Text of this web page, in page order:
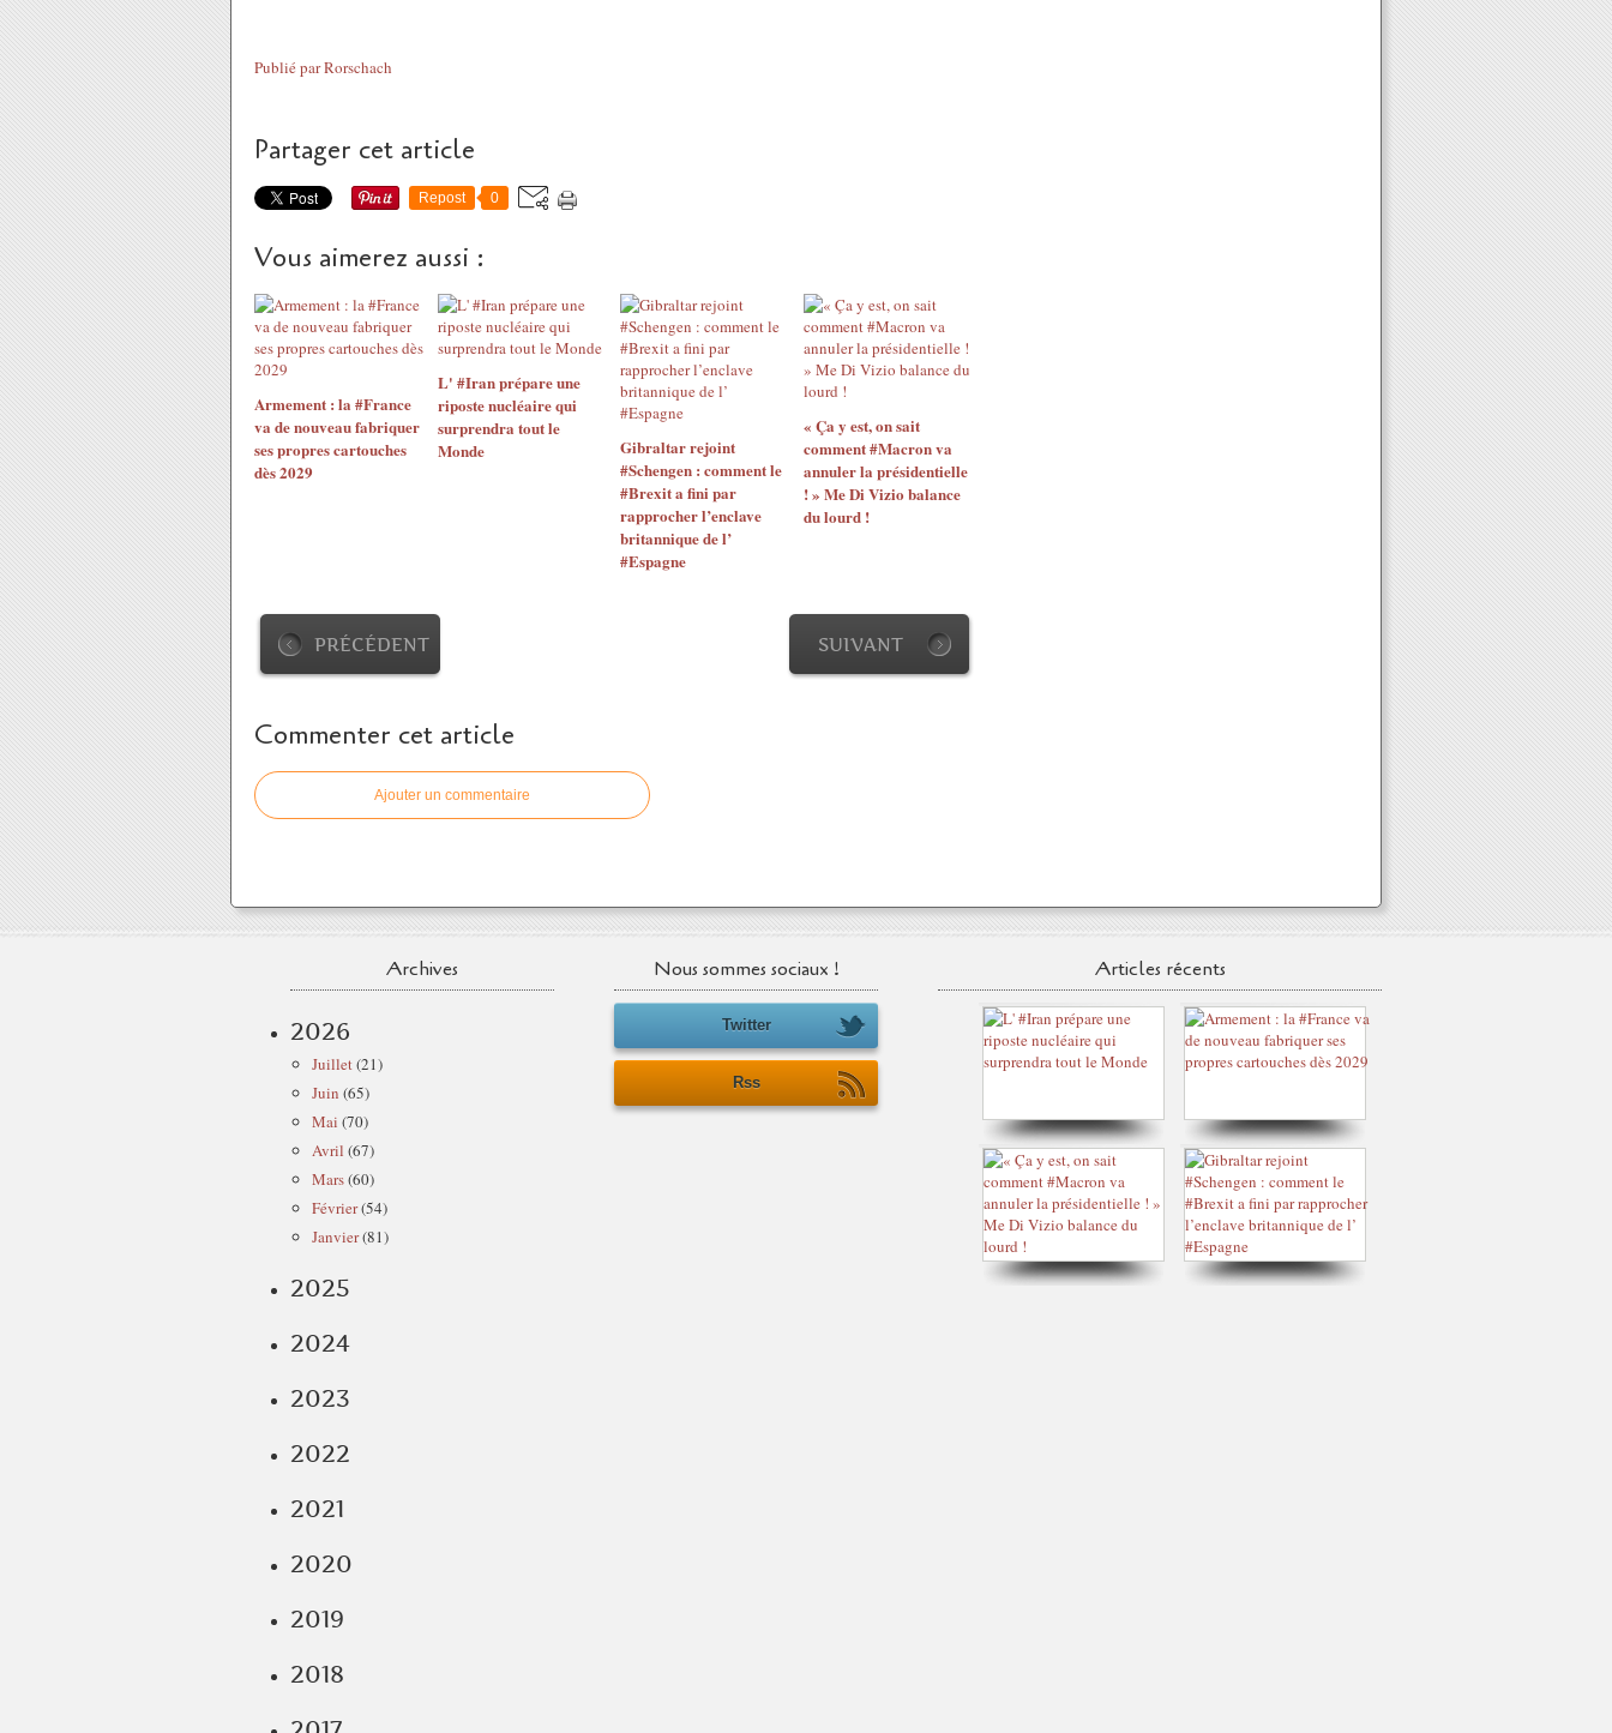
Publié parRorschach
Partager cet article
Repost 0
Vous aimerez aussi :
Armement : la #France
va de nouveau fabriquer
ses propres cartouches
dès 2029
L' #Iran prépare une
riposte nucléaire qui
surprendra tout le
Monde
Gibraltar rejoint
#Schengen : comment le
#Brexit a fini par
rapprocher l’enclave
britannique de l’
#Espagne
« Ça y est, on sait
comment #Macron va
annuler la présidentielle
! » Me Di Vizio balance
du lourd !
PRÉCÉDENT SUIVANT
Commenter cet article
Ajouter un commentaire
Archives
2026
Juillet(21)
Juin (65)
Mai (70)
Avril (67)
Mars(60)
Février(54)
Janvier(81)
2025
2024
2023
2022
2021
2020
2019
2018
Nous sommes sociaux !
Twitter
Rss
Articles récents